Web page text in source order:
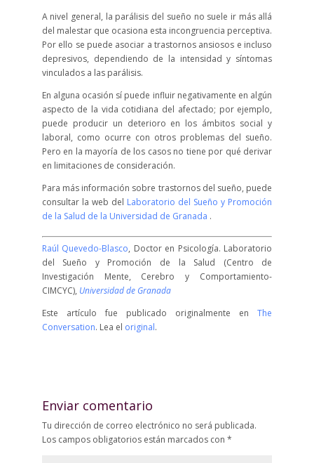
A nivel general, la parálisis del sueño no suele ir más allá
del malestar que ocasiona esta incongruencia perceptiva.
Por ello se puede asociar a trastornos ansiosos e incluso
depresivos, dependiendo de la intensidad y síntomas
vinculados a las parálisis.
En alguna ocasión sí puede influir negativamente en algún
aspecto de la vida cotidiana del afectado; por ejemplo,
puede producir un deterioro en los ámbitos social y
laboral, como ocurre con otros problemas del sueño.
Pero en la mayoría de los casos no tiene por qué derivar
en limitaciones de consideración.
Para más información sobre trastornos del sueño, puede
consultar la web del Laboratorio del Sueño y Promoción
de la Salud de la Universidad de Granada .
Raúl Quevedo-Blasco, Doctor en Psicología. Laboratorio
del Sueño y Promoción de la Salud (Centro de
Investigación Mente, Cerebro y Comportamiento-
CIMCYC), Universidad de Granada
Este artículo fue publicado originalmente enThe
Conversation. Lea el original.
Enviar comentario
Tu dirección de correo electrónico no será publicada.
Los campos obligatorios están marcados con *